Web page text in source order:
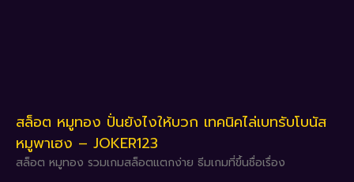
สล็อต หมูทอง ปั่นยังไงให้บวก เทคนิคไล่เบทรับโบนัส
หมูพาเฮง – JOKER123
สล็อต หมูทอง รวมเกมสล็อตแตกง่าย ธีมเกมที่ขึ้นชื่อเรื่อง